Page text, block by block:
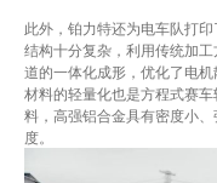
此外，铂力特还为电车队打
结构十分复杂，利用传统加
道的一体化成形，优化了电机
材料的轻量化也是方程式赛
料，高强铝合金具有密度小
度。